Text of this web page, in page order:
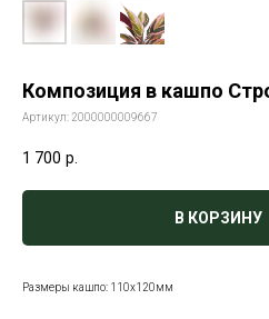
Композиция в кашпо
Артикул: 2000000009667
1 700 р.
В КОРЗИНУ
Размеры кашпо: 110х120мм